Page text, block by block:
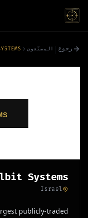
رجوع | المصنّعون
Systems
Israel
publicly-traded